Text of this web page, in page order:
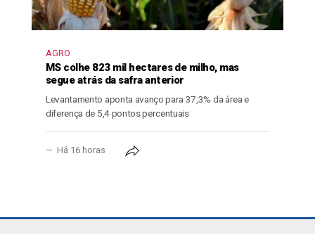
AGRO
MS colhe 823 mil hectares de milho, mas
segue atrás da safra anterior
Levantamento aponta avanço para 37,3% da área e
diferença de 5,4 pontos percentuais
Há 16 horas